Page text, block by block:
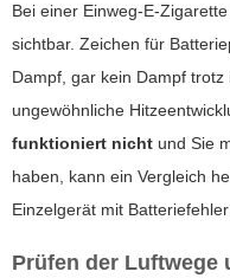
Bei einer Einweg-E-
sichtbar. Zeichen für
Dampf, gar kein Dampf trotz
ungewöhnliche
funktioniert nicht und Sie
haben, kann ein Vergleich
Einzelgerät mit Batteriefehler
Prüfen der Luftwege